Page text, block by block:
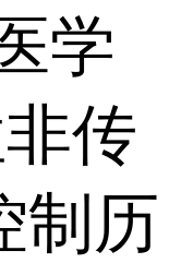
学
传
制历